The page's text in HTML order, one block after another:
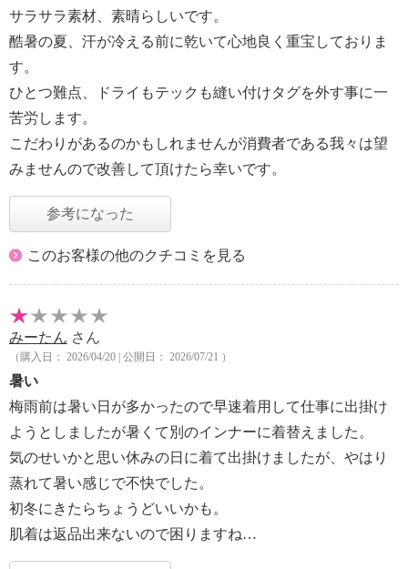
サラサラ素材、素晴らしいです。
酷暑の夏、汗が冷える前に乾いて心地良く重宝しておりま
す。
ひとつ難点、ドライもテックも縫い付けタグを外す事に一
苦労します。
こだわりがあるのかもしれませんが消費者である我々は望
みませんので改善して頂けたら幸いです。
参考になった
このお客様の他のクチコミを見る
みーたん さん
（購入日： 2026/04/20 | 公開日： 2026/07/21 ）
暑い
梅雨前は暑い日が多かったので早速着用して仕事に出掛け
ようとしましたが暑くて別のインナーに着替えました。
気のせいかと思い休みの日に着て出掛けましたが、やはり
蒸れて暑い感じで不快でした。
初冬にきたらちょうどいいかも。
肌着は返品出来ないので困りますね…